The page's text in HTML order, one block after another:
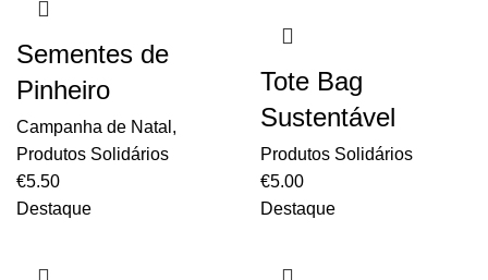
Sementes de
Pinheiro
Campanha de Natal ,
Produtos Solidários
€5.50
Tote Bag
Sustentável
Produtos Solidários
€5.00
Destaque
Destaque